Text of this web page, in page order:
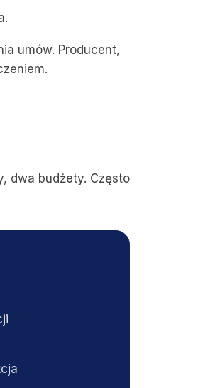
umów. Producent,
dwa budżety. Często